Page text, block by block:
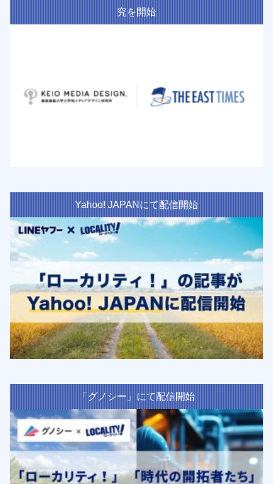
究を開始
Yahoo! JAPANにて配信開始
「グノシー」にて配信開始